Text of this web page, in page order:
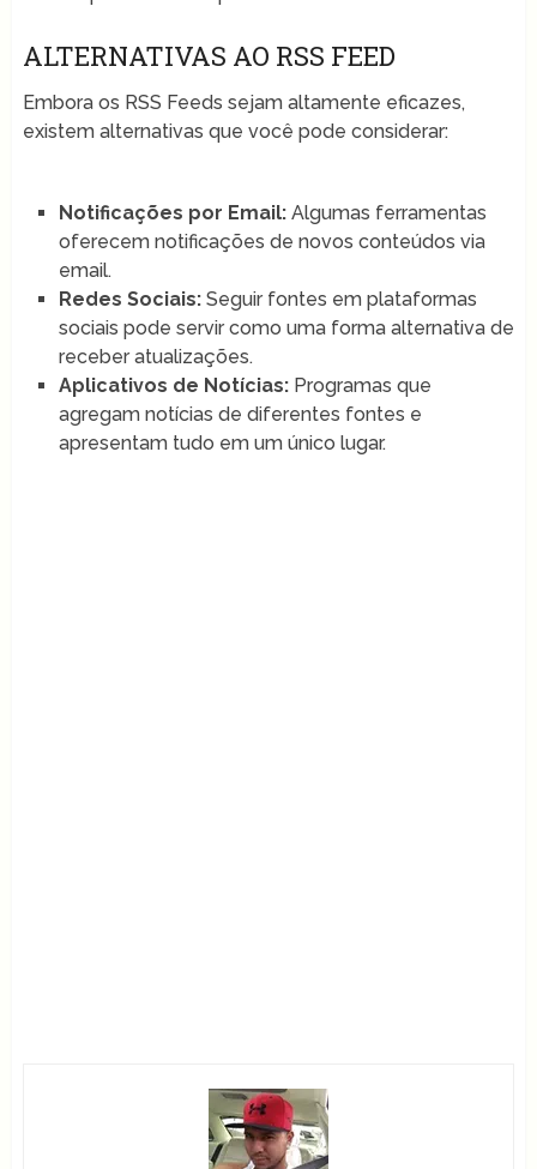
ALTERNATIVAS AO RSS FEED
Embora os RSS Feeds sejam altamente eficazes,
existem alternativas que você pode considerar:
Notificações por Email:Algumas ferramentas
oferecem notificações de novos conteúdos via
email.
Redes Sociais:Seguir fontes em plataformas
sociais pode servir como uma forma alternativa de
receber atualizações.
Aplicativos de Notícias:Programas que
agregam notícias de diferentes fontes e
apresentam tudo em um único lugar.